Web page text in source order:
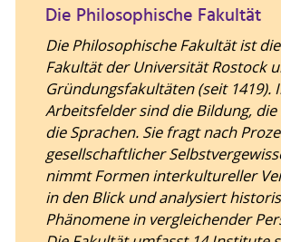
Die Philosophische Fakultät
Die Philosophische Fakultät ist
Fakultät der Universität Rostock
Gründungsfakultäten (seit 1419).
Arbeitsfelder sind die Bildung,
die Sprachen. Sie fragt nach
gesellschaftlicher
nimmt Formen interkultureller
in den Blick und analysiert
Phänomene in vergleichender